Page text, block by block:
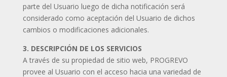
parte del Usuario luego de dicha notificación será
considerado como aceptación del Usuario de dichos
cambios o modificaciones adicionales.
3. DESCRIPCIÓN DE LOS SERVICIOS
A través de su propiedad de sitio web, PROGREVO
provee al Usuario con el acceso hacia una variedad de